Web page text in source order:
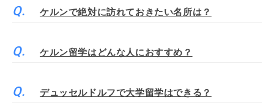
ケルンで絶対に訪れておきたい名所は？
ケルン留学はどんな人におすすめ？
デュッセルドルフで大学留学はできる？